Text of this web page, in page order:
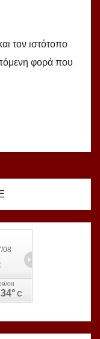
τον ιστότοπο
φορά που